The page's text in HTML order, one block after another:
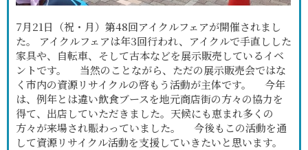
7月21日（祝・月）第48回アイクルフェアが開催されまし
た。 アイクルフェアは年3回行われ、アイクルで手直しした
家具や、自転車、そして古本などを展示販売しているイベ
ントです。 当然のことながら、ただの展示販売会ではな
く市内の資源リサイクルの啓もう活動が主体です。 今年
は、例年とは違い飲食ブースを地元商店街の方々の協力を
得て、出店していただきました。天候にも恵まれ多くの
方々が来場され賑わっていました。 今後もこの活動を通
して資源リサイクル活動を支援していきたいと思います。